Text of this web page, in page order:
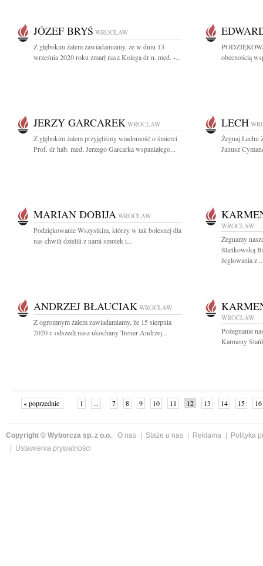
JÓZEF BRYŚ WROCŁAW
Z głębokim żalem zawiadamiamy, że w dniu 13
września 2020 roku zmarł nasz Kolega dr n. med. -...
obecnością
JERZY GARCAREK WROCŁAW
Z głębokim żalem przyjęliśmy wiadomość o śmierci
Prof. dr hab. med. Jerzego Garcarka wspaniałego...
LECH
Żegnaj Lechu
Janusz
MARIAN DOBIJA WROCŁAW
Podziękowanie Wszystkim, którzy w tak bolesnej dla
nas chwili dzielili z nami smutek i...
WROCŁAW
Żegnamy
Stańkowską
żeglowania z...
ANDRZEJ BŁAUCIAK WROCŁAW
Z ogromnym żalem zawiadamiamy, że 15 sierpnia
2020 r. odszedł nasz ukochany Trener Andrzej...
WROCŁAW
Pożegnanie
Karmeny
« poprzednie 1 ... 7 8 9 10 11 12 13 14 15 16
Copyright © Wyborcza sp. z o.o. O nas Staże u nas Reklama
Polityka
Ustawienia prywatności